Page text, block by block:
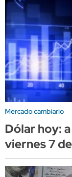
Mercado cambiario
Dólar hoy:
viernes 7